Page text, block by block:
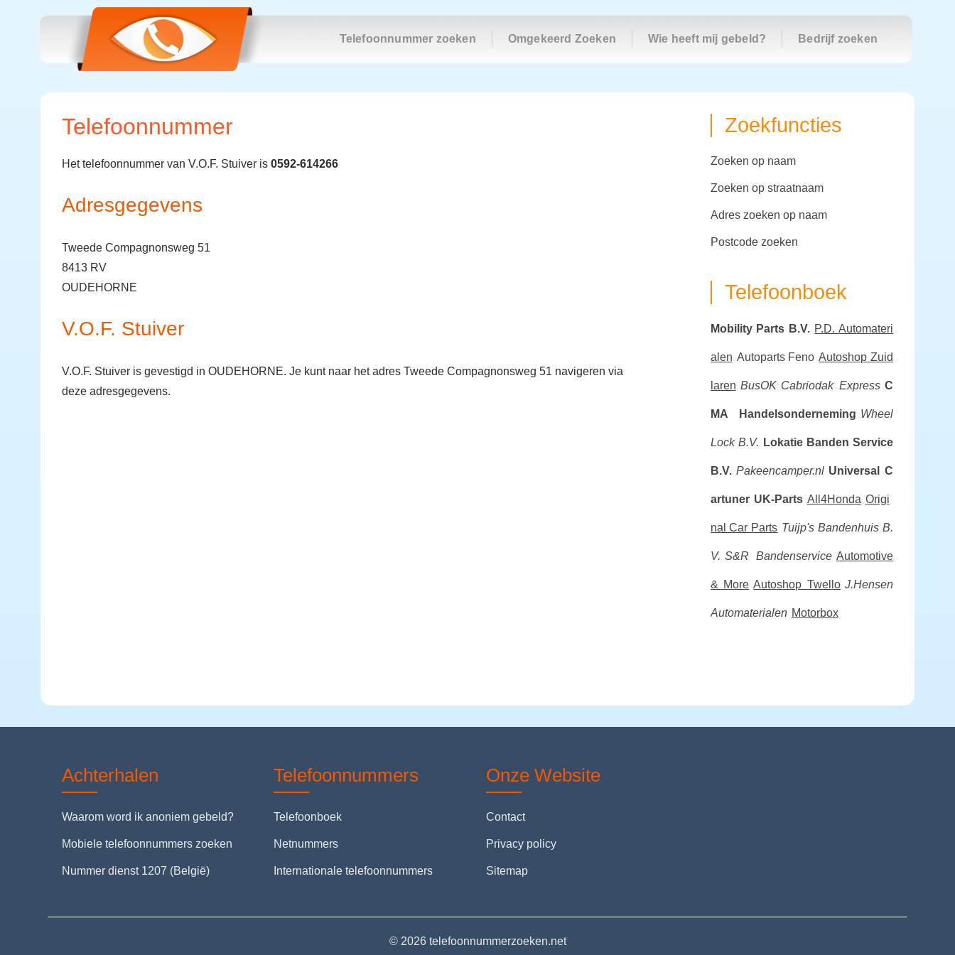
Telefoonnummer zoeken Omgekeerd Zoeken Wie heeft mij gebeld? Bedrijf zoeken
Telefoonnummer
Het telefoonnummer van V.O.F. Stuiver is 0592-614266
Adresgegevens
Tweede Compagnonsweg 51
8413 RV
OUDEHORNE
V.O.F. Stuiver
V.O.F. Stuiver is gevestigd in OUDEHORNE. Je kunt naar het adres Tweede Compagnonsweg 51 navigeren via
deze adresgegevens.
Zoekfuncties
zoeken op naam
zoeken op straatnaam
adres zoeken op naam
postcode zoeken
Telefoonboek
Mobility Parts B.V. P.D. Automateri
alen Autoparts Feno Autoshop Zuid
laren BusOK Cabriodak Express C
MA Handelsonderneming Wheel
Lock B.V. Lokatie Banden Service
B.V. Pakeencamper.nl Universal C
artuner UK-Parts All4Honda Origi
nal Car Parts Tuijp's Bandenhuis B.
V. S&R Bandenservice Automotive
& More Autoshop Twello J.Hensen
Automaterialen Motorbox
Achterhalen
Waarom word ik anoniem gebeld?
Mobiele telefoonnummers zoeken
Nummer dienst 1207 (België)
Telefoonnummers
Telefoonboek
Netnummers
Internationale telefoonnummers
Onze Website
Contact
Privacy policy
Sitemap
© 2026 telefoonnummerzoeken.net